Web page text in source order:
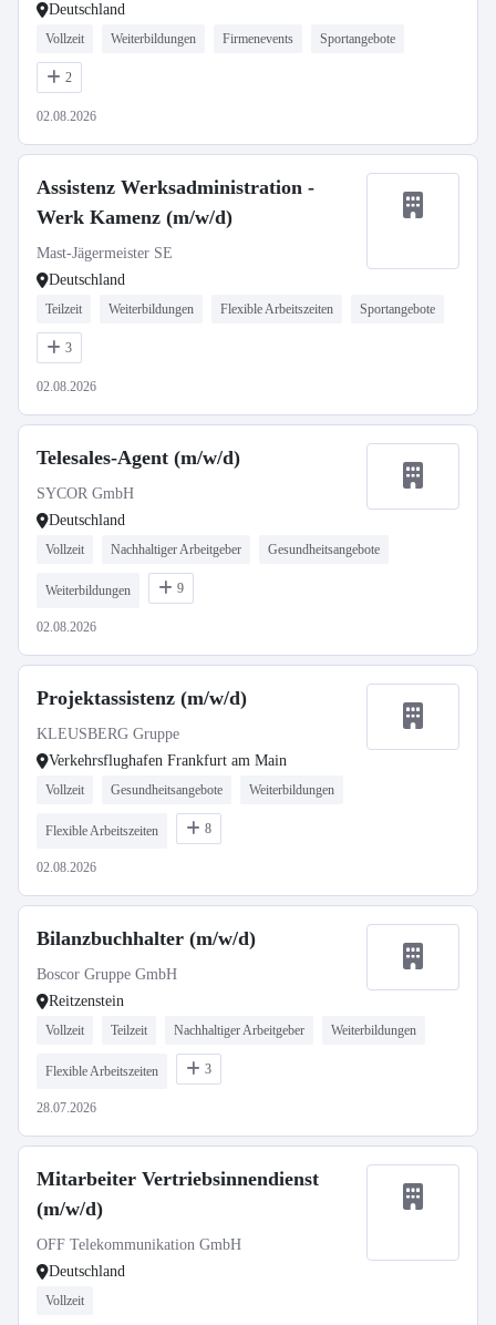
Deutschland
Vollzeit Weiterbildungen Firmenevents Sportangebote
2
02.08.2026
Assistenz Werksadministration -
Werk Kamenz (m/w/d)
Mast-Jägermeister SE
Deutschland
Teilzeit Weiterbildungen Flexible Arbeitszeiten Sportangebote
3
02.08.2026
Telesales-Agent (m/w/d)
SYCOR GmbH
Deutschland
Vollzeit Nachhaltiger Arbeitgeber Gesundheitsangebote
Weiterbildungen 9
02.08.2026
Projektassistenz (m/w/d)
KLEUSBERG Gruppe
Verkehrsflughafen Frankfurt am Main
Vollzeit Gesundheitsangebote Weiterbildungen
Flexible Arbeitszeiten 8
02.08.2026
Bilanzbuchhalter (m/w/d)
Boscor Gruppe GmbH
Reitzenstein
Vollzeit Teilzeit Nachhaltiger Arbeitgeber Weiterbildungen
Flexible Arbeitszeiten 3
28.07.2026
Mitarbeiter Vertriebsinnendienst
(m/w/d)
OFF Telekommunikation GmbH
Deutschland
Vollzeit